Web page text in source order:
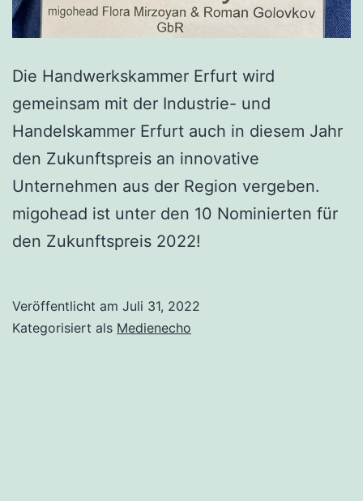
Die Handwerkskammer Erfurt wird
gemeinsam mit der Industrie- und
Handelskammer Erfurt auch in diesem Jahr
den Zukunftspreis an innovative
Unternehmen aus der Region vergeben.
migohead ist unter den 10 Nominierten für
den Zukunftspreis 2022!
Veröffentlicht am Juli 31, 2022
Kategorisiert als Medienecho